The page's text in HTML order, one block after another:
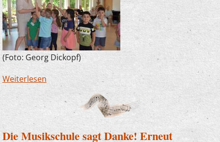
(Foto: Georg Dickopf)
Weiterlesen über Der Plettenberger Bürgermeister zu
Besuch bei "U7-Ü70"
Die Musikschule sagt Danke! Erneut